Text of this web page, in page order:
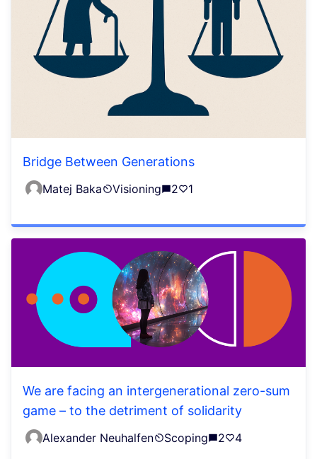
Bridge Between Generations
Matej Baka Visioning 2 1
We are facing an intergenerational zero-sum
game – to the detriment of solidarity
Alexander Neuhalfen Scoping 2 4